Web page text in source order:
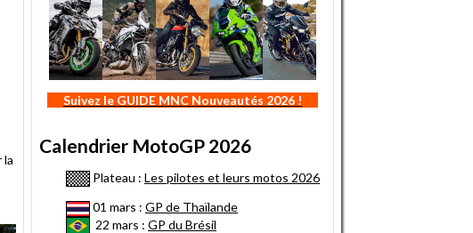
la
Suivez le GUIDE MNC Nouveautés 2026 !
Calendrier MotoGP 2026
Plateau : Les pilotes et leurs motos 2026
01 mars : GP de Thaïlande
22 mars : GP du Brésil